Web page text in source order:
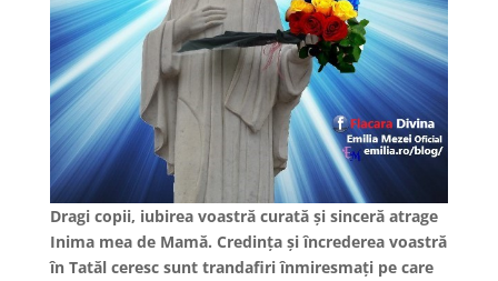
Dragi copii, iubirea voastră curată și sinceră atrage
Inima mea de Mamă. Credința și încrederea voastră
în Tatăl ceresc sunt trandafiri înmiresmați pe care